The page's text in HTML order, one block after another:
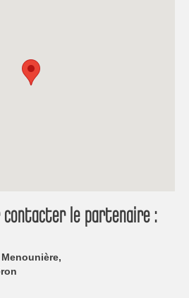
contacter le partenaire :